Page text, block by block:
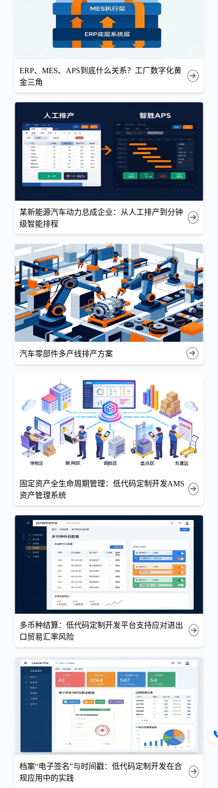
ERP、MES、APS到底什么关系？工厂数字化黄
金三角
某新能源汽车动力总成企业：从人工排产到分钟
级智能排程
汽车零部件多产线排产方案
固定资产全生命周期管理：低代码定制开发AMS
资产管理系统
多币种结算：低代码定制开发平台支持应对进出
口贸易汇率风险
档案“电子签名”与时间戳：低代码定制开发在合
规应用中的实践